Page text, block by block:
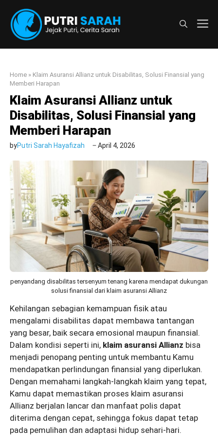
Home » Klaim Asuransi Allianz untuk Disabilitas, Solusi Finansial yang
Memberi Harapan
Klaim Asuransi Allianz untuk
Disabilitas, Solusi Finansial yang
Memberi Harapan
byPutri Sarah Hayafizah April 4, 2026
penyandang disabilitas tersenyum tenang karena mendapat dukungan
solusi finansial dari klaim asuransi Allianz
Kehilangan sebagian kemampuan fisik atau
mengalami disabilitas dapat membawa tantangan
yang besar, baik secara emosional maupun finansial.
Dalam kondisi seperti ini, klaim asuransi Allianz bisa
menjadi penopang penting untuk membantu Kamu
mendapatkan perlindungan finansial yang diperlukan.
Dengan memahami langkah-langkah klaim yang tepat,
Kamu dapat memastikan proses klaim asuransi
Allianz berjalan lancar dan manfaat polis dapat
diterima dengan cepat, sehingga fokus dapat tetap
pada pemulihan dan adaptasi hidup sehari-hari.